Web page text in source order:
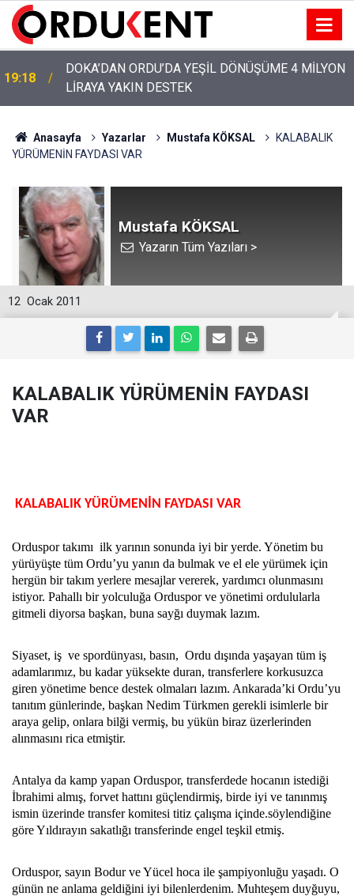
19:18
DOKA’DAN ORDU’DA YEŞİL DÖNÜŞÜME 4 MİLYON
LİRAYA YAKIN DESTEK
12:46
YENİ PARTİ’NİN ORDU’DAKİ 69 KİŞİLİK KURUCU
KADROSU AÇIKLANDI
Anasayfa Yazarlar Mustafa KÖKSAL
KALABALIK
YÜRÜMENİN FAYDASI VAR
Mustafa KÖKSAL
Yazarın Tüm Yazıları >
12 Ocak 2011
KALABALIK YÜRÜMENİN FAYDASI
VAR
KALABALIK YÜRÜMENİN FAYDASI VAR
Orduspor takımı ilk yarının sonunda iyi bir yerde. Yönetim bu
yürüyüşte tüm Ordu’yu yanın da bulmak ve el ele yürümek için
hergün bir takım yerlere mesajlar vererek, yardımcı olunmasını
istiyor. Pahallı bir yolculuğa Orduspor ve yönetimi ordulularla
gitmeli diyorsa başkan, buna sayğı duymak lazım.
Siyaset, iş ve spordünyası, basın, Ordu dışında yaşayan tüm iş
adamlarımız, bu kadar yüksekte duran, transferlere korkusuzca
giren yönetime bence destek olmaları lazım. Ankarada’ki Ordu’yu
tanıtım günlerinde, başkan Nedim Türkmen gerekli isimlerle bir
araya gelip, onlara bilği vermiş, bu yükün biraz üzerlerinden
alınmasını rica etmiştir.
Antalya da kamp yapan Orduspor, transferdede hocanın istediği
İbrahimi almış, forvet hattını güçlendirmiş, birde iyi ve tanınmış
ismin üzerinde transfer komitesi titiz çalışma içinde.söylendiğine
göre Yıldırayın sakatlığı transferinde engel teşkil etmiş.
Orduspor, sayın Bodur ve Yücel hoca ile şampiyonluğu yaşadı. O
günün ne anlama geldiğini iyi bilenlerdenim. Muhteşem duyğuyu,